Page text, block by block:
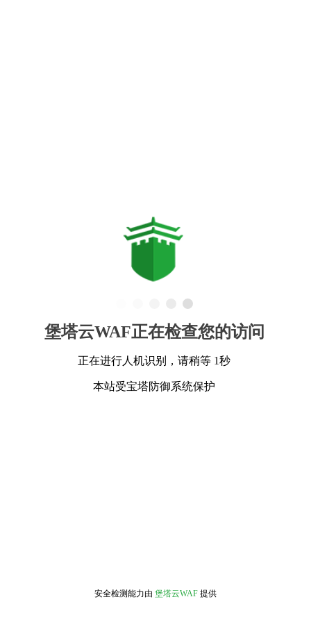
堡塔云WAF正在检查您的访问
正在进行人机识别，请稍等 1秒
本站受宝塔防御系统保护
安全检测能力由 堡塔云WAF 提供